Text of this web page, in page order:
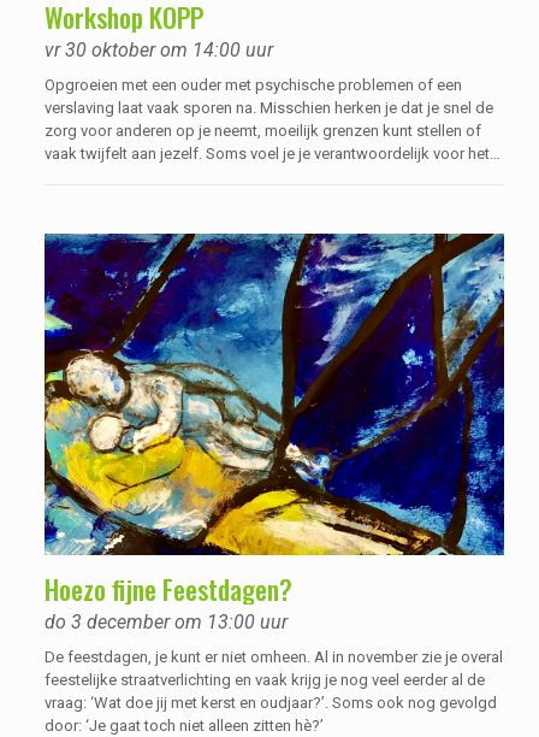
Workshop KOPP
vr 30 oktober om 14:00 uur
Opgroeien met een ouder met psychische problemen of een
verslaving laat vaak sporen na. Misschien herken je dat je snel de
zorg voor anderen op je neemt, moeilijk grenzen kunt stellen of
vaak twijfelt aan jezelf. Soms voel je je verantwoordelijk voor het
Hoezo fijne Feestdagen?
do 3 december om 13:00 uur
De feestdagen, je kunt er niet omheen. Al in november zie je overal
feestelijke straatverlichting en vaak krijg je nog veel eerder al de
vraag: ‘Wat doe jij met kerst en oudjaar?’. Soms ook nog gevolgd
door: ‘Je gaat toch niet alleen zitten hè?’